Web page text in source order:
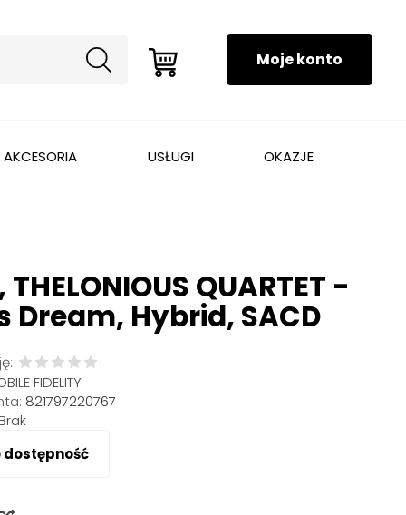
AKCESORIA USŁUGI OKAZJE
THELONIOUS QUARTET -
Dream, Hybrid, SACD
FIDELITY
821797220767
dostępność